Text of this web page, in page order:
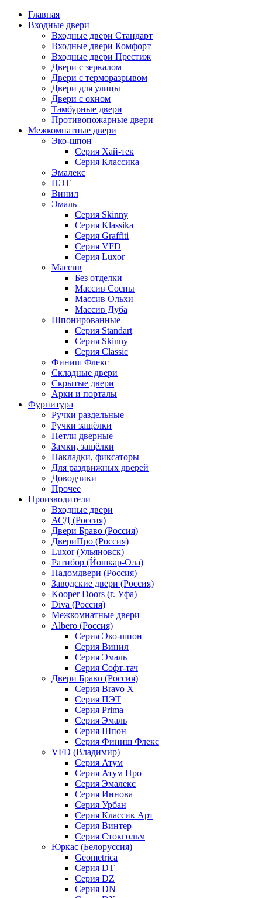
Главная
Входные двери
Входные двери Стандарт
Входные двери Комфорт
Входные двери Престиж
Двери с зеркалом
Двери с терморазрывом
Двери для улицы
Двери с окном
Тамбурные двери
Противопожарные двери
Межкомнатные двери
Эко-шпон
Серия Хай-тек
Серия Классика
Эмалекс
ПЭТ
Винил
Эмаль
Серия Skinny
Серия Klassika
Серия Graffiti
Серия VFD
Серия Luxor
Массив
Без отделки
Массив Сосны
Массив Ольхи
Массив Дуба
Шпонированные
Серия Standart
Серия Skinny
Серия Classic
Финиш Флекс
Складные двери
Скрытые двери
Арки и порталы
Фурнитура
Ручки раздельные
Ручки защёлки
Петли дверные
Замки, защёлки
Накладки, фиксаторы
Для раздвижных дверей
Доводчики
Прочее
Производители
Входные двери
АСД (Россия)
Двери Браво (Россия)
ДвериПро (Россия)
Luxor (Ульяновск)
Ратибор (Йошкар-Ола)
Надомдвери (Россия)
Заводские двери (Россия)
Kooper Doors (г. Уфа)
Diva (Россия)
Межкомнатные двери
Albero (Россия)
Серия Эко-шпон
Серия Винил
Серия Эмаль
Серия Софт-тач
Двери Браво (Россия)
Серия Bravo X
Серия ПЭТ
Серия Prima
Серия Эмаль
Серия Шпон
Серия Финиш Флекс
VFD (Владимир)
Серия Атум
Серия Атум Про
Серия Эмалекс
Серия Иннова
Серия Урбан
Серия Классик Арт
Серия Винтер
Серия Стокгольм
Юркас (Белоруссия)
Geometrica
Серия DT
Серия DZ
Серия DN